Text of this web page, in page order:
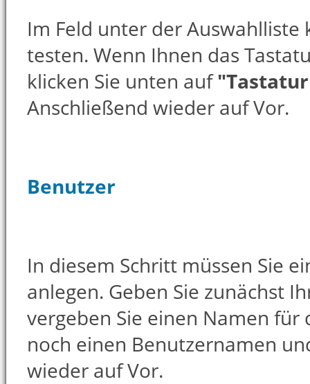
Im Feld unter der Auswahlliste
testen. Wenn Ihnen das
klicken Sie unten auf
Anschließend wieder auf Vor.
Benutzer
In diesem Schritt müssen Sie
anlegen. Geben Sie zunächst
vergeben Sie einen Namen für
noch einen Benutzernamen
wieder auf Vor.